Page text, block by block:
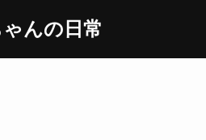
んの日常